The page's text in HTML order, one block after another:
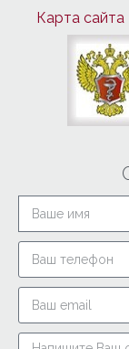
Карта сайта